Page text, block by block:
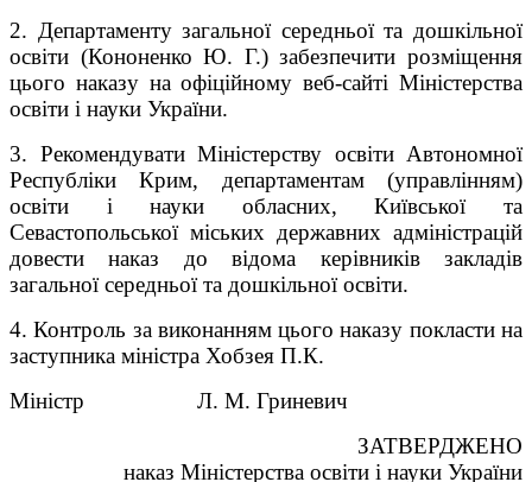
2. Департаменту загальної середньої та дошкільної
освіти (Кононенко Ю. Г.) забезпечити розміщення
цього наказу на офіційному веб-сайті Міністерства
освіти і науки України.
3. Рекомендувати Міністерству освіти Автономної
Республіки Крим, департаментам (управлінням)
освіти і науки обласних, Київської та
Севастопольської міських державних адміністрацій
довести наказ до відома керівників закладів
загальної середньої та дошкільної освіти.
4. Контроль за виконанням цього наказу покласти на
заступника міністра Хобзея П.К.
Міністр Л. М. Гриневич
ЗАТВЕРДЖЕНО
наказ Міністерства освіти і науки України